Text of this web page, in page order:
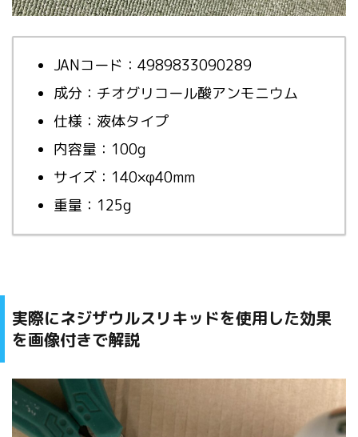
JANコード：4989833090289
成分：チオグリコール酸アンモニウム
仕様：液体タイプ
内容量：100g
サイズ：140×φ40mm
重量：125g
実際にネジザウルスリキッドを使用した効果
を画像付きで解説